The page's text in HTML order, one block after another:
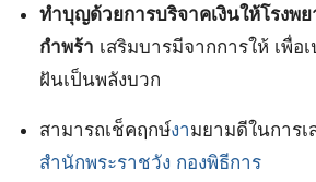
ทำบุญด้วยการบริจาคเงินให้โรงพ
กำพร้า เสริมบารมีจากการให้ เพื่อ
ฝันเป็นพลังบวก
สามารถเช็คฤกษ์งามยามดีในการเ
สำนักพระราชวัง กองพิธีการ